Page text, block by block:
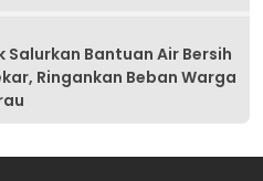
Bantuan Air Bersih
Ringankan Beban Warga